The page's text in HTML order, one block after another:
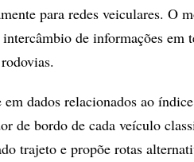
para redes veiculares. O
de informações em
em dados relacionados ao
de bordo de cada veículo
trajeto e propõe rotas